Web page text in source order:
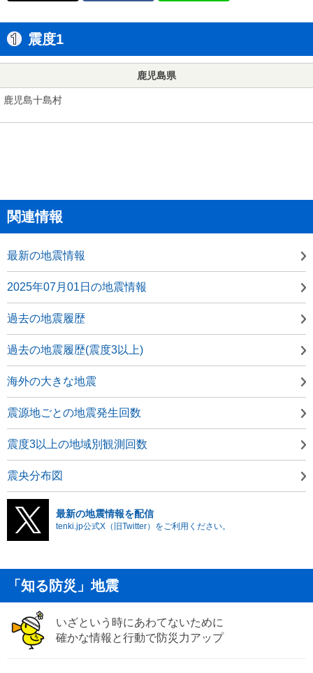
震度1
鹿児島県
鹿児島十島村
関連情報
最新の地震情報
2025年07月01日の地震情報
過去の地震履歴
過去の地震履歴(震度3以上)
海外の大きな地震
震源地ごとの地震発生回数
震度3以上の地域別観測回数
震央分布図
最新の地震情報を配信
tenki.jp公式X（旧Twitter）をご利用ください。
「知る防災」地震
いざという時にあわてないために
確かな情報と行動で防災力アップ